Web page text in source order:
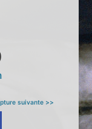
suivante >>